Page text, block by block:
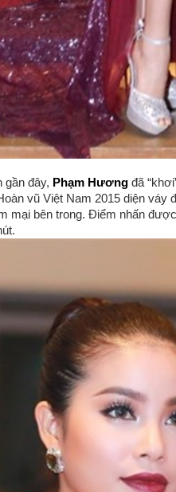
gần đây, Phạm Hương đã
vũ Việt Nam 2015 diện
mại bên trong. Điểm nhấn